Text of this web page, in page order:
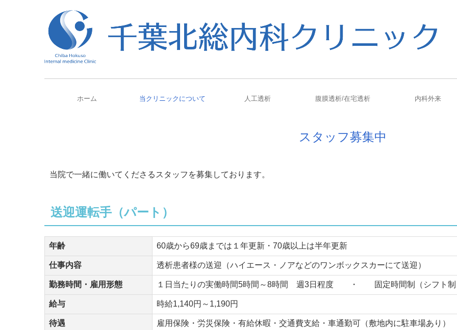
ホーム 当クリニックについて 人工透析 腹膜透析/在宅透析 内科外来
スタッフ募集中
当院で一緒に働いてくださるスタッフを募集しております。
送迎運転手（パート）
年齢 60歳から69歳までは１年更新・70歳以上は半年更新
仕事内容 透析患者様の送迎（ハイエース・ノアなどのワンボックスカーにて送迎）
勤務時間・雇用形態 １日当たりの実働時間5時間～8時間 週3日程度 ・ 固定時間制（シフト制
給与 時給1,140円～1,190円
待遇 雇用保険・労災保険・有給休暇・交通費支給・車通勤可（敷地内に駐車場あり）